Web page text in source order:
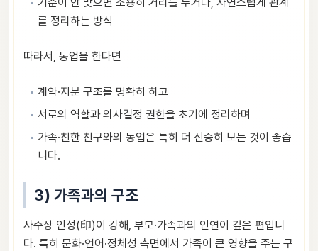
를 정리하는 방식
따라서, 동업을 한다면
계약·지분 구조를 명확히 하고
서로의 역할과 의사결정 권한을 초기에 정리하며
가족·친한 친구와의 동업은 특히 더 신중히 보는 것이 좋습
니다.
3) 가족과의 구조
사주상 인성(印)이 강해, 부모·가족과의 인연이 깊은 편입니
다. 특히 문화·언어·정체성 측면에서 가족이 큰 영향을 주는 구